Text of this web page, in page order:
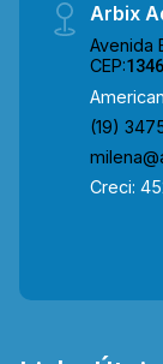
Arbix
Avenida
CEP:
(19)
Creci: